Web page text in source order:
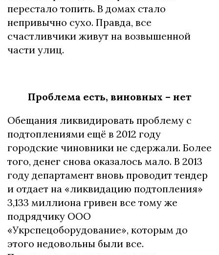
перестало топить. В домах стало
непривычно сухо. Правда, все
счастливчики живут на возвышенной
части улиц.
Проблема есть, виновных – нет
Обещания ликвидировать проблему с
подтоплениями ещё в 2012 году
городские чиновники не сдержали. Более
того, денег снова оказалось мало. В 2013
году департамент вновь проводит тендер
и отдает на «ликвидацию подтопления»
3,133 миллиона гривен все тому же
подрядчику ООО
«Укрспецоборудование», которым до
этого недовольны были все.